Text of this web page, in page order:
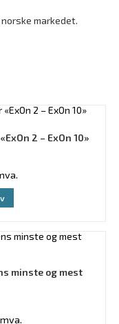
markedet.
2 – ExOn 10»
minste og mest